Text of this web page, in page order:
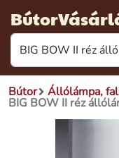
Bútor Állólámpa,
BIG BOW II réz